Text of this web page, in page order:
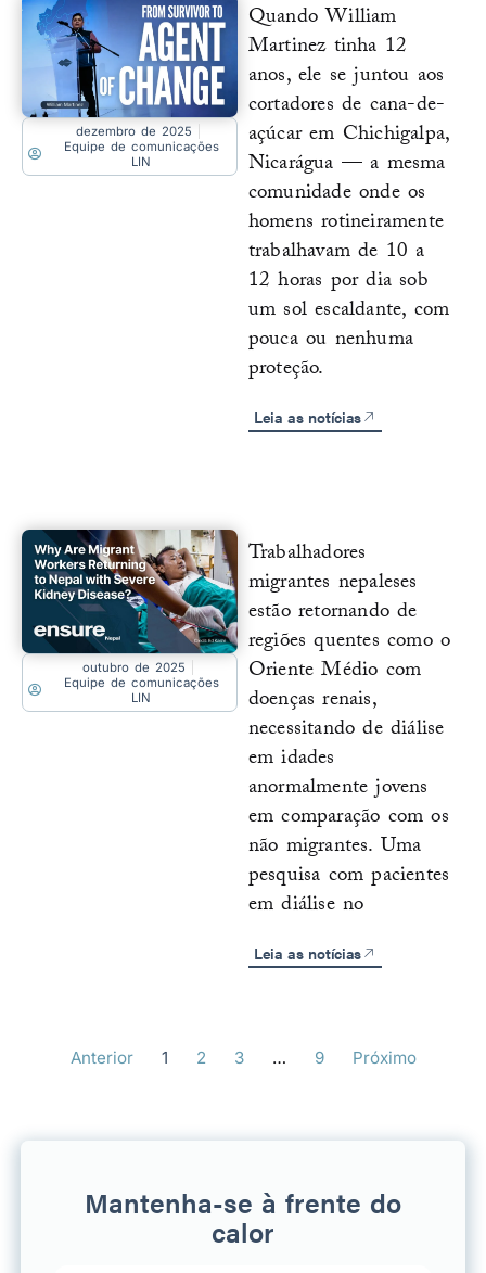
dezembro de 2025
Equipe de comunicações
LIN
Quando William
Martinez tinha 12
anos, ele se juntou aos
cortadores de cana-de-
açúcar em Chichigalpa,
Nicarágua — a mesma
comunidade onde os
homens rotineiramente
trabalhavam de 10 a
12 horas por dia sob
um sol escaldante, com
pouca ou nenhuma
proteção.
Leia as notícias
outubro de 2025
Equipe de comunicações
LIN
Trabalhadores
migrantes nepaleses
estão retornando de
regiões quentes como o
Oriente Médio com
doenças renais,
necessitando de diálise
em idades
anormalmente jovens
em comparação com os
não migrantes. Uma
pesquisa com pacientes
em diálise no
Leia as notícias
Anterior 1 2 3 … 9 Próximo
Mantenha-se à frente do
calor